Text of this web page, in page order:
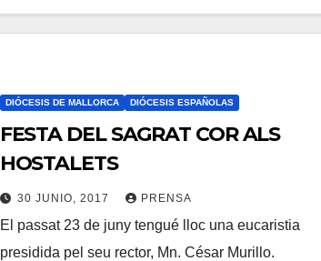
M
E
DIÓCESIS DE MALLORCA DIÓCESIS ESPAÑOLAS
FESTA DEL SAGRAT COR ALS
HOSTALETS
30 JUNIO, 2017 PRENSA
N
O
El passat 23 de juny tengué lloc una eucaristia
presidida pel seu rector, Mn. César Murillo.